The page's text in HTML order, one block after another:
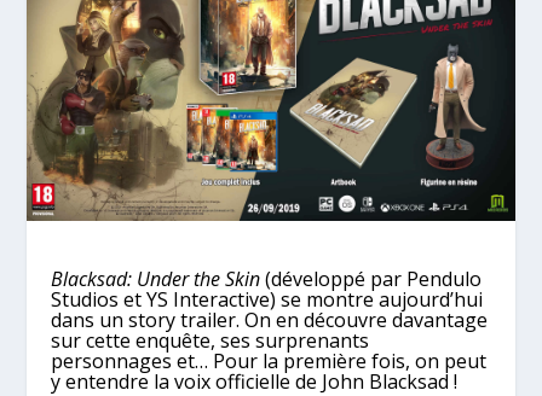
Blacksad: Under the Skin(développé par Pendulo
Studios et YS Interactive) se montre aujourd’hui
dans un story trailer. On en découvre davantage
sur cette enquête, ses surprenants
personnages et… Pour la première fois, on peut
y entendre la voix officielle de John Blacksad !